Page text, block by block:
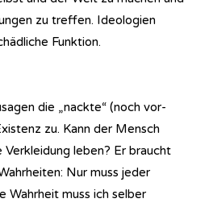
zu treffen. Ideologien
Funktion.
die „nackte“ (noch vor-
zu. Kann der Mensch
leben? Er braucht
Nur muss jeder
Wahrheit muss ich selber